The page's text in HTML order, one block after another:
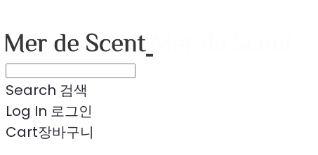
Search 검색
Log In 로그인
Cart장바구니